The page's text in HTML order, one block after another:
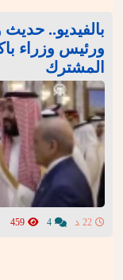
بالفيديو..
ورئيس وزراء
المشترك